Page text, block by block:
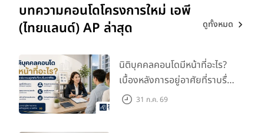
บทความคอนโดโครงการใหม่ เอพี
(ไทยแลนด์) AP ล่าสุด
ดูทั้งหมด
นิติบุคคลคอนโดมีหน้าที่อะไร?
เบื้องหลังการอยู่อาศัยที่ราบรื่น
กว่าที่คิด31 ก.ค. 69